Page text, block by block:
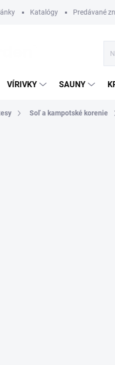
Katalógy Predávané
VÍRIVKY SAUNY
Soľ a kampotské korenie